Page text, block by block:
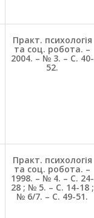
Практ. психологія
та соц. робота. –
2004. – № 3. – С. 40-
52.
Практ. психологія
та соц. робота. –
1998. – № 4. – С. 24-
28 ; № 5. – С. 14-18 ;
№ 6/7. – С. 49-51.